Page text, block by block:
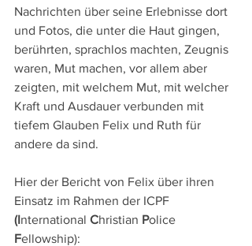
Nachrichten über seine Erlebnisse dort
und Fotos, die unter die Haut gingen,
berührten, sprachlos machten, Zeugnis
waren, Mut machen, vor allem aber
zeigten, mit welchem Mut, mit welcher
Kraft und Ausdauer verbunden mit
tiefem Glauben Felix und Ruth für
andere da sind.
Hier der Bericht von Felix über ihren
Einsatz im Rahmen der ICPF
(International Christian Police
Fellowship):